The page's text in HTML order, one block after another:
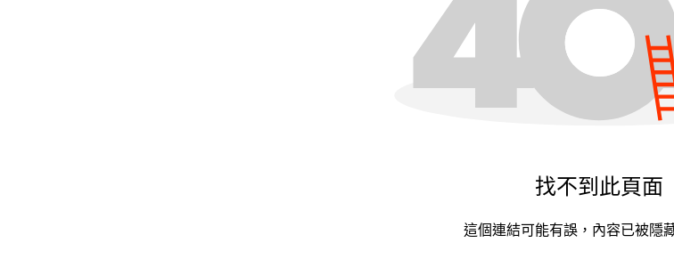
找不到此頁面
這個連結可能有誤，內容已被隱